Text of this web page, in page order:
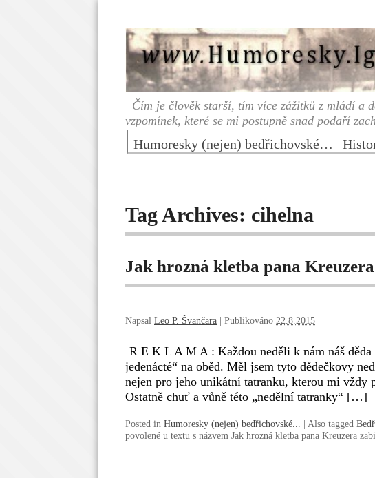
Čím je člověk starší, tím více zážitků z mládí a
vzpomínek, které se mi postupně snad podaří
Humoresky (nejen) bedřichovské…
Tag Archives: cihelna
Jak hrozná kletba pana
Napsal Leo P. Švančara Publikováno 22.8.2015
R E K L A M A : Každou neděli k nám náš
jedenácté“ na oběd. Měl jsem tyto dědečkovy
nejen pro jeho unikátní tatranku, kterou mi vždy
Ostatně chuť a vůně této „nedělní tatranky“ […]
Posted in Humoresky (nejen) bedřichovské... Also tagged
povolené u textu s názvem Jak hrozná kletba pana Kreuzera